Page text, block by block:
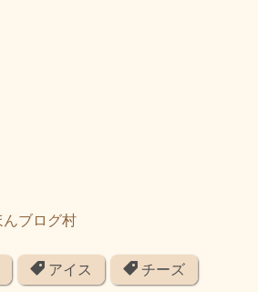
アイス チーズ